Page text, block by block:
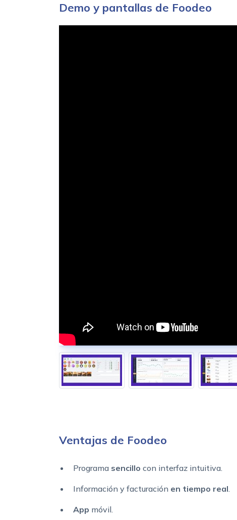
Demo y pantallas de Foodeo
Ventajas de Foodeo
Programa sencillo con interfaz intuitiva.
Información y facturación en tiempo real
App móvil.